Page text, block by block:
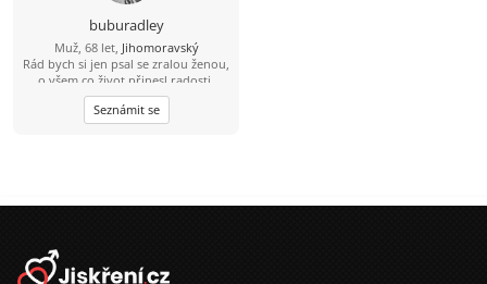
buburadley
Muž, 68 let, Jihomoravský
Rád bych si jen psal se zralou ženou,
o všem co život přinesl radosti,
zklamání - i o sexu a zkušenostech s
partnery, Touhách a tajných
nesplněných přáních - zatím však jen
Seznámit se